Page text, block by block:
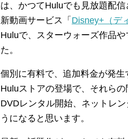
は、かつてHuluでも見放題配信
新動画サービス「 Disney+（デ
Huluで、スターウォーズ作品
た。
個別に有料で、追加料金が発生
Huluストアの登場で、それら
DVDレンタル開始、ネットレ
うになると思います。